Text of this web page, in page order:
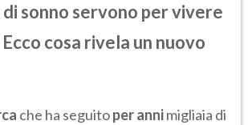
sonno servono per vivere
Ecco cosa rivela un nuovo
che ha seguitoper annimigliaia di